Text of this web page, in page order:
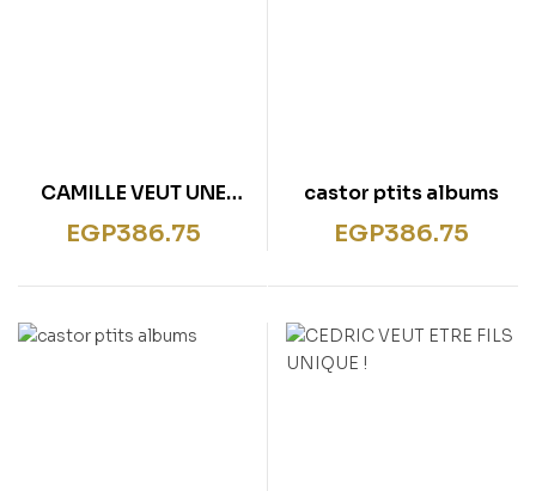
CAMILLE VEUT UNE
NOUVELLE FAMILLE
EGP386.75
castor ptits albums
EGP386.75